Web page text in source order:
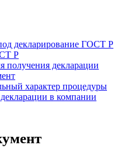
декларирование ГОСТ Р
Р
получения декларации
характер процедуры
в компании